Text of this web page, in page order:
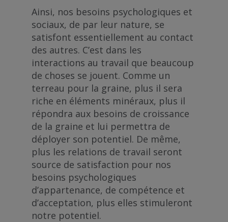
Ainsi, nos besoins psychologiques et
sociaux, de par leur nature, se
satisfont essentiellement au contact
des autres. C’est dans les
interactions au travail que beaucoup
de choses se jouent. Comme un
terreau pour la graine, plus il sera
riche en éléments minéraux, plus il
répondra aux besoins de croissance
de la graine et lui permettra de
déployer son potentiel. De même,
plus les relations de travail seront
source de satisfaction pour nos
besoins psychologiques
d’appartenance, de compétence et
d’acceptation, plus elles stimuleront
notre potentiel.